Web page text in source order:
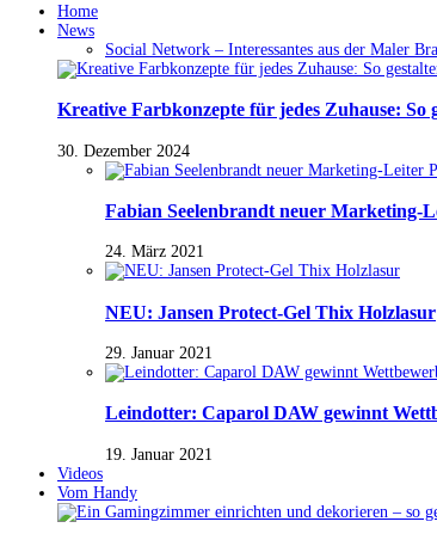
Home
News
Social Network – Interessantes aus der Maler
Kreative Farbkonzepte für jedes Zuhause: So
30. Dezember 2024
Fabian Seelenbrandt neuer Marketing-
24. März 2021
NEU: Jansen Protect-Gel Thix Holzlasur
29. Januar 2021
Leindotter: Caparol DAW gewinnt
19. Januar 2021
Videos
Vom Handy